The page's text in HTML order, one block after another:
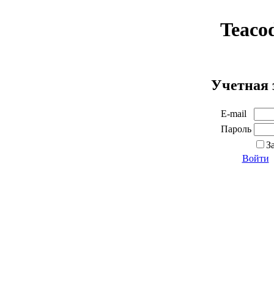
Учетная
E-mail
Пароль
Войти